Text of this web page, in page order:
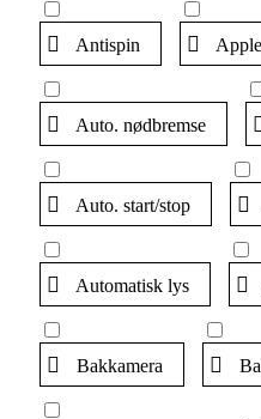
Antispin
Auto. nødbremse
Auto. start/stop
Automatisk lys
Bakkamera